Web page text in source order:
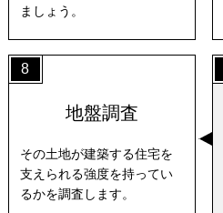
ましょう。
8
地盤調査
その土地が建築する住宅を
支えられる強度を持ってい
るかを調査します。